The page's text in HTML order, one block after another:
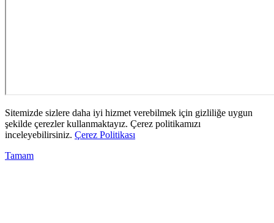
Sitemizde sizlere daha iyi hizmet verebilmek için gizliliğe uygun
şekilde çerezler kullanmaktayız. Çerez politikamızı
inceleyebilirsiniz. Çerez Politikası
Tamam